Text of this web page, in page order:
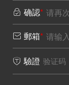
 确認*
 郵箱*
 驗證